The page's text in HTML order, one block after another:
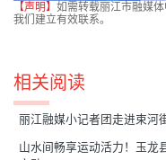
【声明】 如需转载丽江市融媒
我们建立有效联系。
相关阅读
丽江融媒小记者团走进束河
山水间畅享运动活力！玉龙